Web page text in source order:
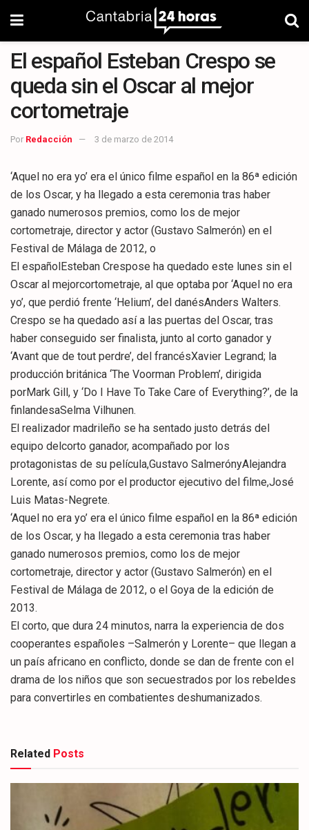
El español Esteban Crespo se
queda sin el Oscar al mejor
cortometraje
Por Redacción 3 de marzo de 2014
‘Aquel no era yo’ era el único filme español en la 86ª edición
de los Oscar, y ha llegado a esta ceremonia tras haber
ganado numerosos premios, como los de mejor
cortometraje, director y actor (Gustavo Salmerón) en el
Festival de Málaga de 2012, o
El españolEsteban Crespose ha quedado este lunes sin el
Oscar al mejorcortometraje, al que optaba por ‘Aquel no era
yo’, que perdió frente ‘Helium’, del danésAnders Walters.
Crespo se ha quedado así a las puertas del Oscar, tras
haber conseguido ser finalista, junto al corto ganador y
‘Avant que de tout perdre’, del francésXavier Legrand; la
producción británica ‘The Voorman Problem’, dirigida
porMark Gill, y ‘Do I Have To Take Care of Everything?’, de la
finlandesaSelma Vilhunen.
El realizador madrileño se ha sentado justo detrás del
equipo delcorto ganador, acompañado por los
protagonistas de su película,Gustavo SalmerónyAlejandra
Lorente, así como por el productor ejecutivo del filme,José
Luis Matas-Negrete.
‘Aquel no era yo’ era el único filme español en la 86ª edición
de los Oscar, y ha llegado a esta ceremonia tras haber
ganado numerosos premios, como los de mejor
cortometraje, director y actor (Gustavo Salmerón) en el
Festival de Málaga de 2012, o el Goya de la edición de
2013.
El corto, que dura 24 minutos, narra la experiencia de dos
cooperantes españoles –Salmerón y Lorente– que llegan a
un país africano en conflicto, donde se dan de frente con el
drama de los niños que son secuestrados por los rebeldes
para convertirles en combatientes deshumanizados.
Related Posts